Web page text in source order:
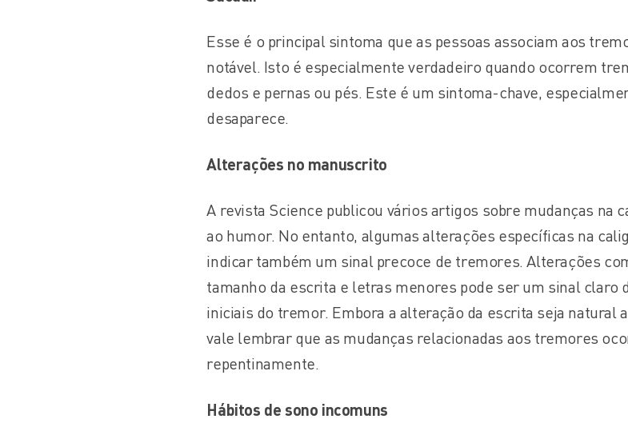
Esse é o principal sintoma que as pessoas associam aos
notável. Isto é especialmente verdadeiro quando ocorrem
dedos e pernas ou pés. Este é um sintoma-chave,
desaparece.
Alterações no manuscrito
A revista Science publicou vários artigos sobre mudanças na
ao humor. No entanto, algumas alterações específicas na
indicar também um sinal precoce de tremores. Alterações
tamanho da escrita e letras menores pode ser um sinal claro
iniciais do tremor. Embora a alteração da escrita seja natural
vale lembrar que as mudanças relacionadas aos tremores
repentinamente.
Hábitos de sono incomuns